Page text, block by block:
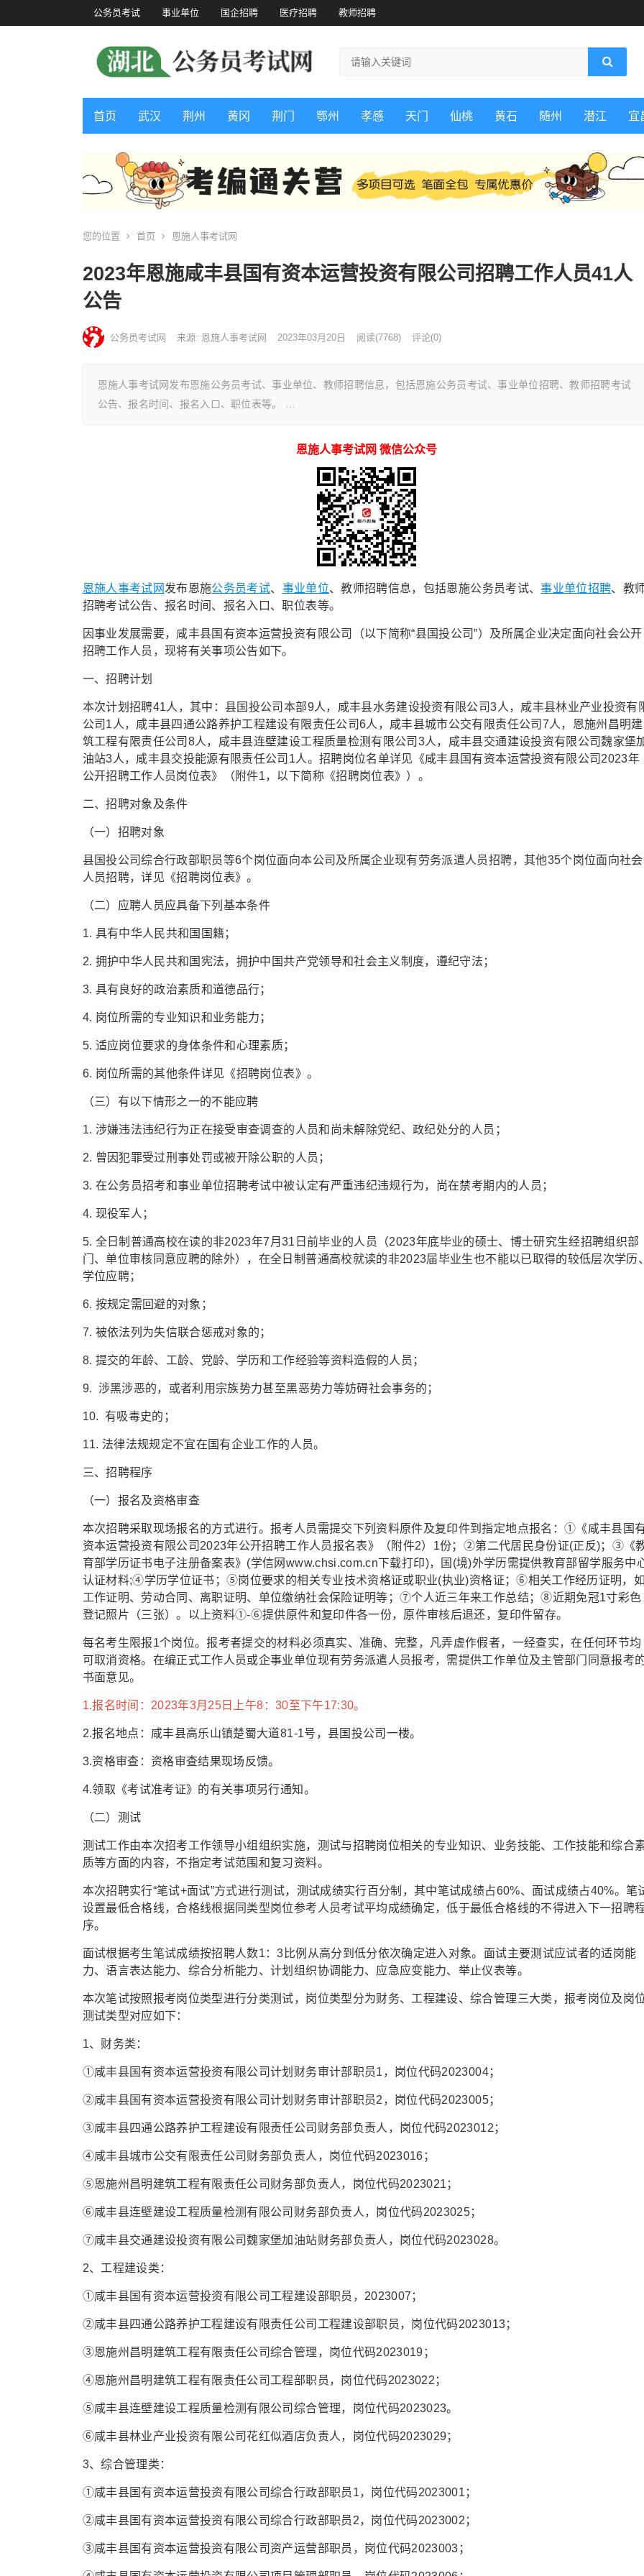
公务员考试 事业单位 国企招聘 医疗招聘 教师招聘
首页 武汉 荆州 黄冈 荆门 鄂州 孝感 天门 仙桃 黄石 随州 潜江 宜
您的位置 首页 恩施人事考试网
2023年恩施咸丰县国有资本运营投资有限公司招聘工作人员41人
公告
公务员考试网 来源: 恩施人事考试网 2023年03月20日 阅读(7768) 评论(0)
恩施人事考试网发布恩施公务员考试、事业单位、教师招聘信息，包括恩施公务员考试、事业单位招聘、教师招聘考试
公告、报名时间、报名入口、职位表等。 …
恩施人事考试网 微信公众号
恩施人事考试网 发布恩施公务员考试、 事业单位、教师招聘信息，包括恩施公务员考试、事业单位招聘、教
招聘考试公告、报名时间、报名入口、职位表等。
因事业发展需要，咸丰县国有资本运营投资有限公司（以下简称“县国投公司”）及所属企业决定面向社会公开
招聘工作人员，现将有关事项公告如下。
一、招聘计划
本次计划招聘41人，其中：县国投公司本部9人，咸丰县水务建设投资有限公司3人，咸丰县林业产业投资有
公司1人，咸丰县四通公路养护工程建设有限责任公司6人，咸丰县城市公交有限责任公司7人，恩施州昌明建
筑工程有限责任公司8人，咸丰县连壁建设工程质量检测有限公司3人，咸丰县交通建设投资有限公司魏家堡
油站3人，咸丰县交投能源有限责任公司1人。招聘岗位名单详见《咸丰县国有资本运营投资有限公司2023年
公开招聘工作人员岗位表》（附件1，以下简称《招聘岗位表》）。
二、招聘对象及条件
（一）招聘对象
县国投公司综合行政部职员等6个岗位面向本公司及所属企业现有劳务派遣人员招聘，其他35个岗位面向社会
人员招聘，详见《招聘岗位表》。
（二）应聘人员应具备下列基本条件
1. 具有中华人民共和国国籍；
2. 拥护中华人民共和国宪法，拥护中国共产党领导和社会主义制度，遵纪守法；
3. 具有良好的政治素质和道德品行；
4. 岗位所需的专业知识和业务能力；
5. 适应岗位要求的身体条件和心理素质；
6. 岗位所需的其他条件详见《招聘岗位表》。
（三）有以下情形之一的不能应聘
1. 涉嫌违法违纪行为正在接受审查调查的人员和尚未解除党纪、政纪处分的人员；
2. 曾因犯罪受过刑事处罚或被开除公职的人员；
3. 在公务员招考和事业单位招聘考试中被认定有严重违纪违规行为，尚在禁考期内的人员；
4. 现役军人；
5. 全日制普通高校在读的非2023年7月31日前毕业的人员（2023年底毕业的硕士、博士研究生经招聘组织部
门、单位审核同意应聘的除外），在全日制普通高校就读的非2023届毕业生也不能以已取得的较低层次学历、
学位应聘；
6. 按规定需回避的对象；
7. 被依法列为失信联合惩戒对象的；
8. 提交的年龄、工龄、党龄、学历和工作经验等资料造假的人员；
9. 涉黑涉恶的，或者利用宗族势力甚至黑恶势力等妨碍社会事务的；
10. 有吸毒史的；
11. 法律法规规定不宜在国有企业工作的人员。
三、招聘程序
（一）报名及资格审查
本次招聘采取现场报名的方式进行。报考人员需提交下列资料原件及复印件到指定地点报名：①《咸丰县国
资本运营投资有限公司2023年公开招聘工作人员报名表》（附件2）1份；②第二代居民身份证(正反)；③《
育部学历证书电子注册备案表》(学信网www.chsi.com.cn下载打印)，国(境)外学历需提供教育部留学服务中
认证材料;④学历学位证书；⑤岗位要求的相关专业技术资格证或职业(执业)资格证；⑥相关工作经历证明，如
工作证明、劳动合同、离职证明、单位缴纳社会保险证明等；⑦个人近三年来工作总结；⑧近期免冠1寸彩色
登记照片（三张）。以上资料①-⑥提供原件和复印件各一份，原件审核后退还，复印件留存。
每名考生限报1个岗位。报考者提交的材料必须真实、准确、完整，凡弄虚作假者，一经查实，在任何环节均
可取消资格。在编正式工作人员或企事业单位现有劳务派遣人员报考，需提供工作单位及主管部门同意报考
书面意见。
1.报名时间：2023年3月25日上午8：30至下午17:30。
2.报名地点：咸丰县高乐山镇楚蜀大道81-1号，县国投公司一楼。
3.资格审查：资格审查结果现场反馈。
4.领取《考试准考证》的有关事项另行通知。
（二）测试
测试工作由本次招考工作领导小组组织实施，测试与招聘岗位相关的专业知识、业务技能、工作技能和综合
质等方面的内容，不指定考试范围和复习资料。
本次招聘实行“笔试+面试”方式进行测试，测试成绩实行百分制，其中笔试成绩占60%、面试成绩占40%。笔
设置最低合格线，合格线根据同类型岗位参考人员考试平均成绩确定，低于最低合格线的不得进入下一招聘
序。
面试根据考生笔试成绩按招聘人数1：3比例从高分到低分依次确定进入对象。面试主要测试应试者的适岗能
力、语言表达能力、综合分析能力、计划组织协调能力、应急应变能力、举止仪表等。
本次笔试按照报考岗位类型进行分类测试，岗位类型分为财务、工程建设、综合管理三大类，报考岗位及岗
测试类型对应如下：
1、财务类：
①咸丰县国有资本运营投资有限公司计划财务审计部职员1，岗位代码2023004；
②咸丰县国有资本运营投资有限公司计划财务审计部职员2，岗位代码2023005；
③咸丰县四通公路养护工程建设有限责任公司财务部负责人，岗位代码2023012；
④咸丰县城市公交有限责任公司财务部负责人，岗位代码2023016；
⑤恩施州昌明建筑工程有限责任公司财务部负责人，岗位代码2023021；
⑥咸丰县连壁建设工程质量检测有限公司财务部负责人，岗位代码2023025；
⑦咸丰县交通建设投资有限公司魏家堡加油站财务部负责人，岗位代码2023028。
2、工程建设类：
①咸丰县国有资本运营投资有限公司工程建设部职员，2023007；
②咸丰县四通公路养护工程建设有限责任公司工程建设部职员，岗位代码2023013；
③恩施州昌明建筑工程有限责任公司综合管理，岗位代码2023019；
④恩施州昌明建筑工程有限责任公司工程部职员，岗位代码2023022；
⑤咸丰县连壁建设工程质量检测有限公司综合管理，岗位代码2023023。
⑥咸丰县林业产业投资有限公司花红似酒店负责人，岗位代码2023029；
3、综合管理类：
①咸丰县国有资本运营投资有限公司综合行政部职员1，岗位代码2023001；
②咸丰县国有资本运营投资有限公司综合行政部职员2，岗位代码2023002；
③咸丰县国有资本运营投资有限公司资产运营部职员，岗位代码2023003；